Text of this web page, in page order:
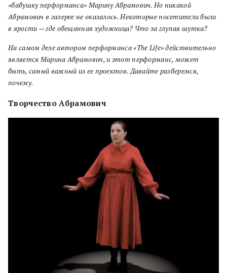
«бабушку перформанса» Марину Абрамович. Но никакой
Абрамович в галерее не оказалось. Некоторые посетители были
в ярости — где обещанная художница? Что за глупая шутка?
На самом деле автором перформанса «The Life» действительно
является Марина Абрамович, и этот перформанс, может
быть, самый важный из ее проектов. Давайте разберемся,
почему.
Творчество Абрамович